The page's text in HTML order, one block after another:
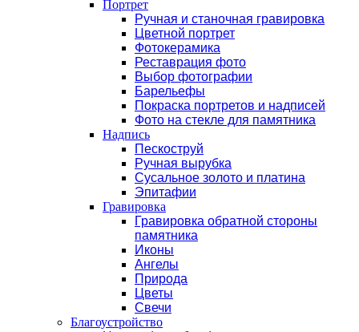
Портрет
Ручная и станочная гравировка
Цветной портрет
Фотокерамика
Реставрация фото
Выбор фотографии
Барельефы
Покраска портретов и надписей
Фото на стекле для памятника
Надпись
Пескоструй
Ручная вырубка
Сусальное золото и платина
Эпитафии
Гравировка
Гравировка обратной стороны
памятника
Иконы
Ангелы
Природа
Цветы
Свечи
Благоустройство